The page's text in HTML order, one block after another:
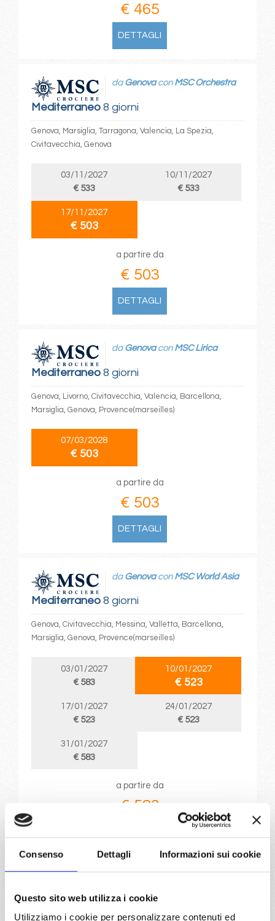
Consenso Dettagli Informazioni sui cookie
Questo sito web utilizza i cookie
Utilizziamo i cookie per personalizzare contenuti ed
€ 465
DETTAGLI
Mediterraneo8 giorni
da Genovacon MSC Orchestra
Genova, Marsiglia, Tarragona, Valencia, La Spezia,
Civitavecchia, Genova
03/11/2027
€ 533
10/11/2027
€ 533
17/11/2027
€ 503
a partire da
€ 503
DETTAGLI
Mediterraneo8 giorni
da Genovacon MSC Lirica
Genova, Livorno, Civitavecchia, Valencia, Barcellona,
Marsiglia, Genova, Provence(marseilles)
07/03/2028
€ 503
a partire da
€ 503
DETTAGLI
Mediterraneo8 giorni
da Genovacon MSC World Asia
Genova, Civitavecchia, Messina, Valletta, Barcellona,
Marsiglia, Genova, Provence(marseilles)
03/01/2027
€ 583
10/01/2027
€ 523
17/01/2027
€ 523
24/01/2027
€ 523
31/01/2027
€ 583
a partire da
€ 523
Mediterraneo 8 giorni